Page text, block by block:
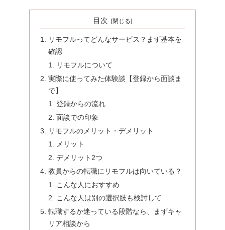
目次
リモフルってどんなサービス？まず基本を
確認
リモフルについて
実際に使ってみた体験談【登録から面談ま
で】
登録からの流れ
面談での印象
リモフルのメリット・デメリット
メリット
デメリット2つ
教員からの転職にリモフルは向いている？
こんな人におすすめ
こんな人は別の選択肢も検討して
転職するか迷っている段階なら、まずキャ
リア相談から